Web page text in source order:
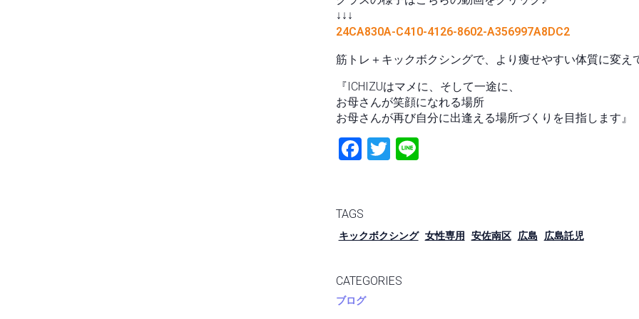
↓↓↓
24CA830A-C410-4126-8602-A356997A8DC2
筋トレ＋キックボクシングで、より痩せやすい体質に変え
『ICHIZUはマメに、そして一途に、
お母さんが笑顔になれる場所
お母さんが再び自分に出逢える場所づくりを目指します』
Fac
Twit
TAGS
キックボクシング 女性専用 安佐南区 広島 広島託児
CATEGORIES
ブログ